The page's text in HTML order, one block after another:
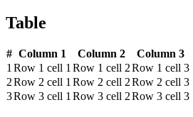
Table
# Column 1 Column 2
Column 3
1 Row 1 cell 1 Row 1 cell 2Row 1 cell 3
2Row 2 cell 1 Row 2 cell 2Row 2 cell 3
3Row 3 cell 1 Row 3 cell 2Row 3 cell 3